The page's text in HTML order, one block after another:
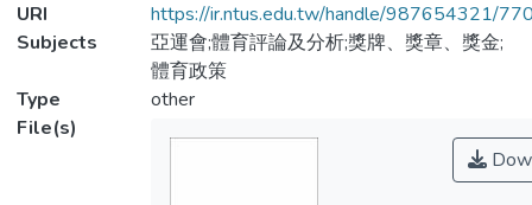
URI
https://ir.ntus.edu.tw/handle/987654321/
Subjects
亞運會;體育評論及分析;獎牌、獎章、獎金;
體育政策
Type
other
File(s)